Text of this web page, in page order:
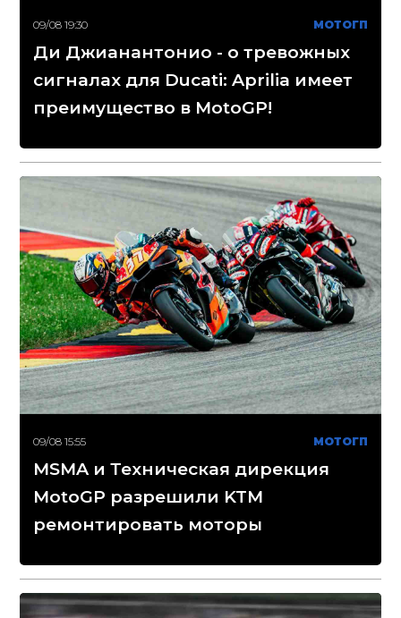
09/08 19:30 МОТОГП
Ди Джианантонио - о тревожных
сигналах для Ducati: Aprilia имеет
преимущество в MotoGP!
09/08 15:55 МОТОГП
MSMA и Техническая дирекция
MotoGP разрешили KTM
ремонтировать моторы